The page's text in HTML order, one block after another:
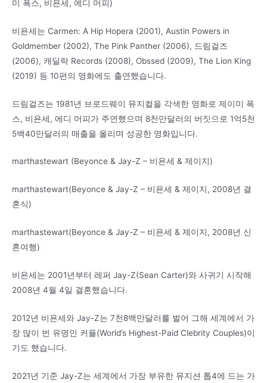
미 폭스, 비욘세, 에디 머피)
비욘세는 Carmen: A Hip Hopera (2001), Austin Powers in
Goldmember (2002), The Pink Panther (2006), 드림걸즈
(2006), 캐딜락 Records (2008), Obssed (2009), The Lion King
(2019) 등 10편의 영화에도 출연했습니다.
드림걸즈는 1981년 브로드웨이 뮤지컬을 각색한 영화로 제이미 폭
스, 비욘세, 에디 머피가 주연했으며 8천만달러의 버짓으로 1억5천
5백40만달러의 매출을 올리며 성공한 영화입니다.
marthastewart (Beyonce & Jay-Z – 비욘세 & 제이지)
marthastewart(Beyonce & Jay-Z – 비욘세 & 제이지, 2008년 결
혼식)
marthastewart(Beyonce & Jay-Z – 비욘세 & 제이지, 2008년 신
혼여행)
비욘세는 2001년부터 레퍼 Jay-Z(Sean Carter)와 사귀기 시작해
2008년 4월 4일 결혼했습니다.
2012년 비욘세와 Jay-Z는 7천8백만달러를 벌어 그해 세계에서 가
장 많이 번 유명인 커플(World’s Highest-Paid Clebrity Couples)이
기도 했습니다.
2021년 기준 Jay-Z는 세계에서 가장 부유한 뮤지션 톱4에 드는 가